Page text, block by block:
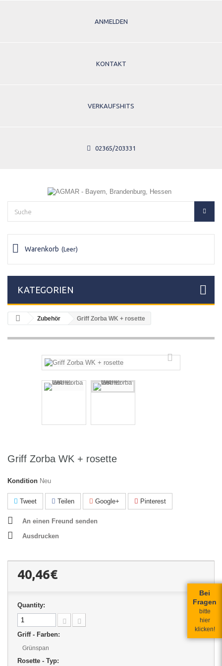
ANMELDEN
KONTAKT
VERKAUFSHITS
02365/203331
Warenkorb (Leer)
KATEGORIEN
Zubehör Griff Zorba WK + rosette
Griff Zorba WK + rosette
Kondition Neu
Tweet Teilen Google+ Pinterest
An einen Freund senden
Ausdrucken
40,46€
Quantity:
Griff - Farben:
Grünspan
Rosette - Typ:
Bei
Fragen
bitte
hier
klicken!